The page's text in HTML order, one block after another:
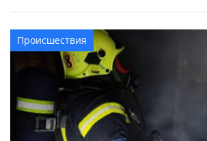
Светловодске и Кропивницком. К
пострадавших нет.
Происшествия